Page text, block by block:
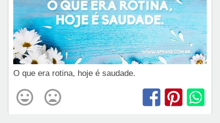
O que era rotina, hoje é saudade.